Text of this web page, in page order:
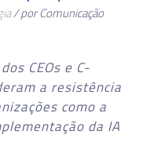
/ por Comunicação
CEOs e C-
a resistência
como a
da IA